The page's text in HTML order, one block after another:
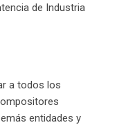
de Industria
a todos los
entidades y